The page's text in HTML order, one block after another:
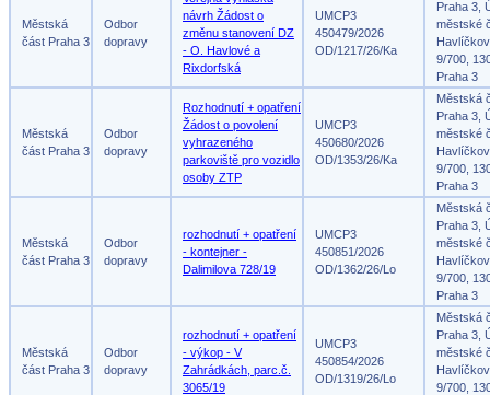
Městská
část Praha 3
Odbor
dopravy
návrh Žádost o
změnu stanovení DZ
- O. Havlové a
Rixdorfská
UMCP3
450479/2026
OD/1217/26/Ka
Praha 3,
městské
9/700,
Praha 3
Městská
část Praha 3
Odbor
dopravy
Rozhodnutí + opatření
Žádost o povolení
vyhrazeného
parkoviště pro vozidlo
osoby ZTP
UMCP3
450680/2026
OD/1353/26/Ka
Městská
Praha 3,
městské
9/700,
Praha 3
Městská
část Praha 3
Odbor
dopravy
rozhodnutí + opatření
- kontejner -
Dalimilova 728/19
UMCP3
450851/2026
OD/1362/26/Lo
Městská
Praha 3,
městské
9/700,
Praha 3
Městská
část Praha 3
Odbor
dopravy
rozhodnutí + opatření
- výkop - V
Zahrádkách, parc.č.
3065/19
UMCP3
450854/2026
OD/1319/26/Lo
Městská
Praha 3,
městské
9/700,